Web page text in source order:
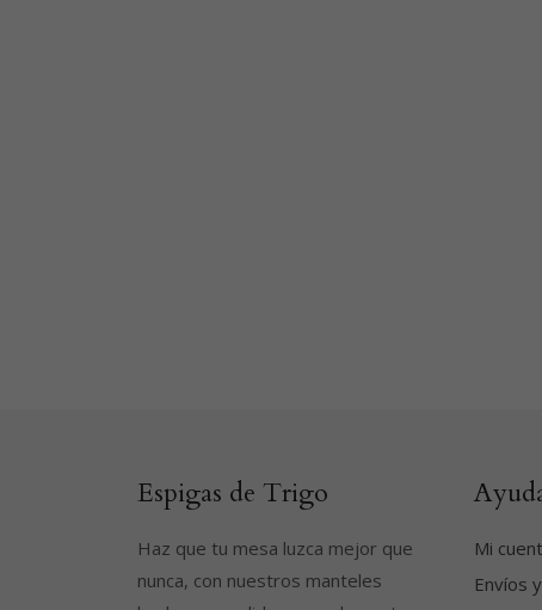
Espigas de Trigo
Haz que tu mesa luzca mejor que
nunca, con nuestros manteles
Mi
Envíos